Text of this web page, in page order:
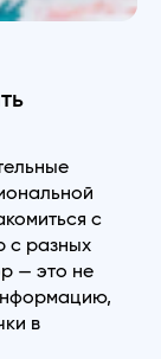
с
с разных
— это не
в